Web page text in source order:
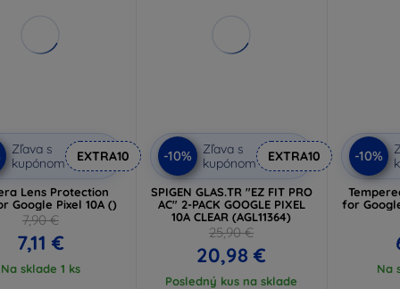
Zľava s
kupónom
EXTRA10
Lens Protection
Google Pixel 10A ()
7,90 €
7,11 €
Na sklade 1 ks
-10%
Zľava s
kupónom
EXTRA10
SPIGEN GLAS.TR "EZ FIT PRO
AC" 2-PACK GOOGLE PIXEL
10A CLEAR (AGL11364)
25,90 €
20,98 €
Posledný kus na sklade
-10%
Na